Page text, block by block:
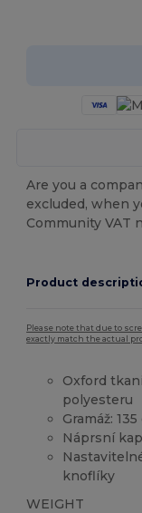
Are you a
excluded, when
Community VAT
Product
Please note that due to
exactly match the actual
Oxford
polyesteru
Gramáž:
Náprsní
knoflíky
WEIGHT